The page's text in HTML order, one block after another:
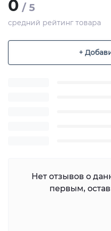
0 / 5
средний рейтинг товара
+
Нет отзывов о
первым,